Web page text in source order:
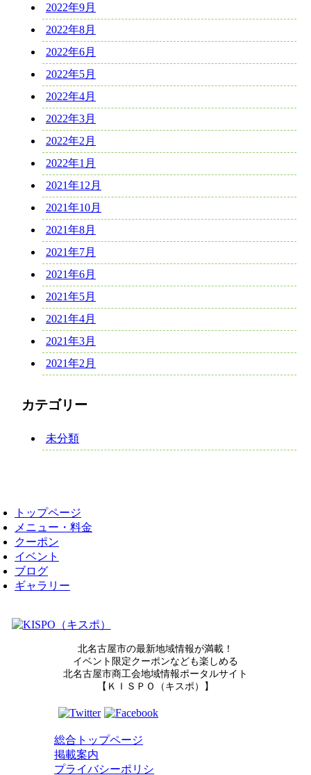
2022年9月
2022年8月
2022年6月
2022年5月
2022年4月
2022年3月
2022年2月
2022年1月
2021年12月
2021年10月
2021年8月
2021年7月
2021年6月
2021年5月
2021年4月
2021年3月
2021年2月
カテゴリー
未分類
トップページ
メニュー・料金
クーポン
イベント
ブログ
ギャラリー
北名古屋市の最新地域情報が満載！
イベント限定クーポンなども楽しめる
北名古屋市商工会地域情報ポータルサイト
【ＫＩＳＰＯ（キスポ）】
総合トップページ
掲載案内
プライバシーポリシ